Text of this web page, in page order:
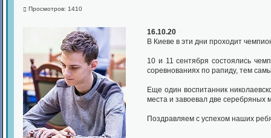
Просмотров: 1410
16.10.20
В Киеве в эти дни проходит
10 и 11 сентября состоялись
соревнованиях по рапиду, тем
Еще один воспитанник
места и завоевал две серебряных
Поздравляем с успехом наших